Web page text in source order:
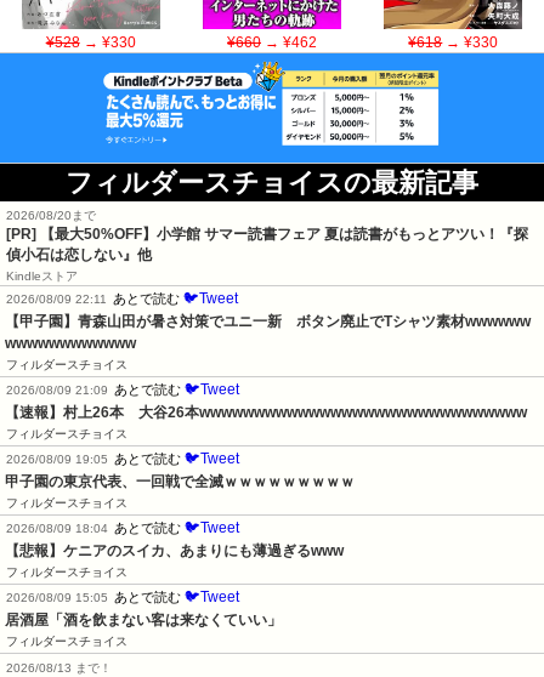
¥528→ ¥330 ¥660→ ¥462 ¥618→ ¥330
フィルダースチョイスの最新記事
2026/08/20まで
[PR]
【最大50%OFF】小学館 サマー読書フェア 夏は読書がもっとアツい！『探
偵小石は恋しない』他
Kindleストア
2026/08/09 22:11
あとで読む 🐦Tweet
【甲子園】青森山田が暑さ対策でユニ一新　ボタン廃止でTシャツ素材wwwwww
wwwwwwwwwwww
フィルダースチョイス
2026/08/09 21:09
あとで読む 🐦Tweet
【速報】村上26本　大谷26本wwwwwwwwwwwwwwwwwwwwwwwwwwwwww
フィルダースチョイス
2026/08/09 19:05
あとで読む 🐦Tweet
甲子園の東京代表、一回戦で全滅ｗｗｗｗｗｗｗｗｗ
フィルダースチョイス
2026/08/09 18:04 あとで読む 🐦Tweet
【悲報】ケニアのスイカ、あまりにも薄過ぎるwww
フィルダースチョイス
2026/08/09 15:05
あとで読む 🐦Tweet
居酒屋「酒を飲まない客は来なくていい」
フィルダースチョイス
2026/08/13 まで！